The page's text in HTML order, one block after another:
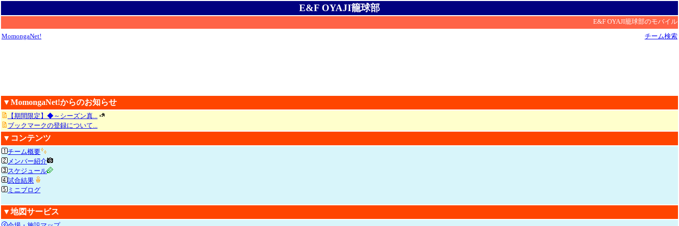
E&F OYAJI籠球部
E&F OYAJI籠球部のモバイル
MomongaNet!
チーム検索
▼MomongaNet!からのお知らせ
【期間限定】◆～シーズン真...
ブックマークの登録について...
▼コンテンツ
チーム概要
メンバー紹介
スケジュール
試合結果
ミニブログ
▼地図サービス